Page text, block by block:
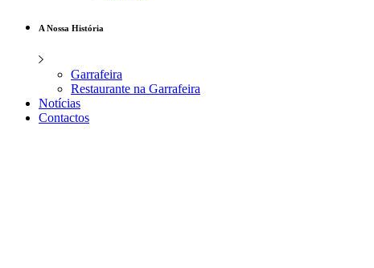
A Nossa História
Garrafeira
Restaurante na Garrafeira
Notícias
Contactos